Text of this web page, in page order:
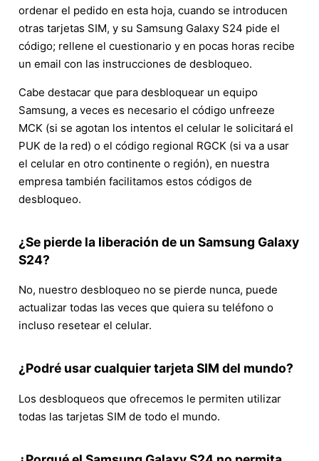
ordenar el pedido en esta hoja, cuando se introducen
otras tarjetas SIM, y su Samsung Galaxy S24 pide el
código; rellene el cuestionario y en pocas horas recibe
un email con las instrucciones de desbloqueo.
Cabe destacar que para desbloquear un equipo
Samsung, a veces es necesario el código unfreeze
MCK (si se agotan los intentos el celular le solicitará el
PUK de la red) o el código regional RGCK (si va a usar
el celular en otro continente o región), en nuestra
empresa también facilitamos estos códigos de
desbloqueo.
¿Se pierde la liberación de un Samsung Galaxy
S24?
No, nuestro desbloqueo no se pierde nunca, puede
actualizar todas las veces que quiera su teléfono o
incluso resetear el celular.
¿Podré usar cualquier tarjeta SIM del mundo?
Los desbloqueos que ofrecemos le permiten utilizar
todas las tarjetas SIM de todo el mundo.